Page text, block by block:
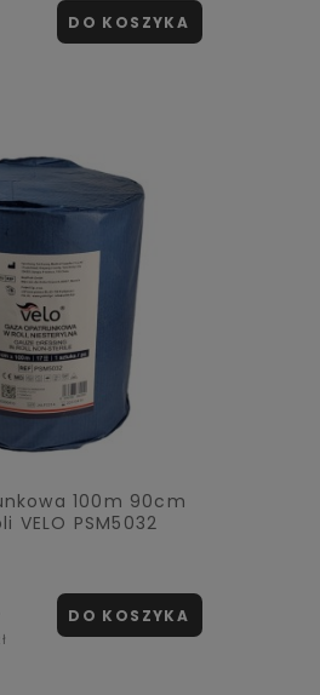
DO KOSZYKA
100m 90cm
VELO PSM5032
DO KOSZYKA